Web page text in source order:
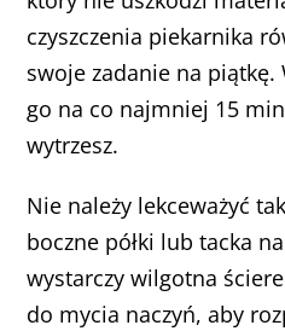
czyszczenia piekarnika
swoje zadanie na piątkę.
go na co najmniej 15
wytrzesz.
Nie należy lekceważyć
boczne półki lub tacka
wystarczy wilgotna
do mycia naczyń, aby